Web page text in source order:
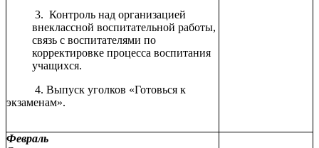
3. Контроль над организацией
внеклассной воспитательной работы,
связь с воспитателями по
корректировке процесса воспитания
учащихся.
4. Выпуск уголков «Готовься к
экзаменам».
Февраль